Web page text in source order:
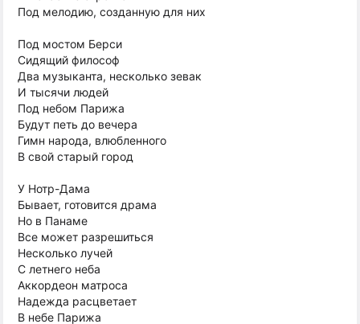
Под мелодию, созданную для них
Под мостом Берси
Сидящий философ
Два музыканта, несколько зевак
И тысячи людей
Под небом Парижа
Будут петь до вечера
Гимн народа, влюбленного
В свой старый город
У Нотр-Дама
Бывает, готовится драма
Но в Панаме
Все может разрешиться
Несколько лучей
С летнего неба
Аккордеон матроса
Надежда расцветает
В небе Парижа